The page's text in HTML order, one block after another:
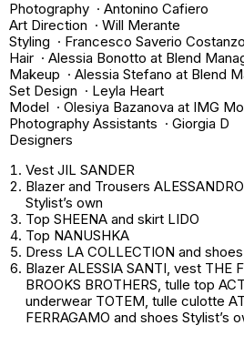
Photography · Antonino Cafiero
Art Direction · Will Merante
Styling · Francesco Saverio Costanzo
Hair · Alessia Bonotto at Blend
Makeup · Alessia Stefano at Blend
Set Design · Leyla Heart
Model · Olesiya Bazanova at IMG
Photography Assistants · Giorgia D
Designers
Vest JIL SANDER
Blazer and Trousers
Stylist’s own
Top SHEENA and skirt LIDO
Top NANUSHKA
Dress LA COLLECTION and
Blazer ALESSIA SANTI, vest THE
BROOKS BROTHERS, tulle top
underwear TOTEM, tulle culotte
FERRAGAMO and shoes Stylist’s